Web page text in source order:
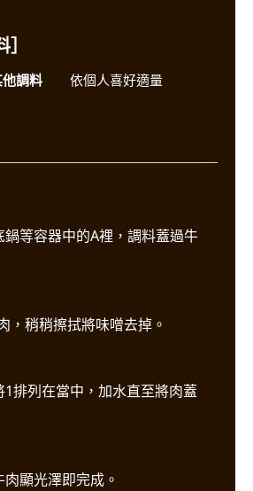
調料 依個人喜好適量
等容器中的A裡，調料蓋過牛
，稍稍擦拭將味噌去掉。
排列在當中，加水直至將肉蓋
顯光澤即完成。